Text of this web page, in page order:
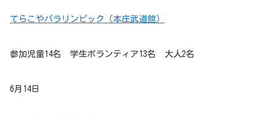
てらこやパラリンピック（本庄武道館）
参加児童14名 学生ボランティア13名 大人2名
6月14日